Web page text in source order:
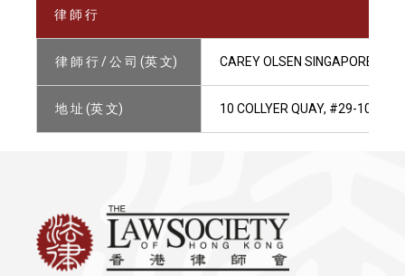
律 師 行
律 師 行 / 公 司 (英 文) CAREY OLSEN SINGAPORE LLP
地 址 (英 文) 10 COLLYER QUAY, #29-10